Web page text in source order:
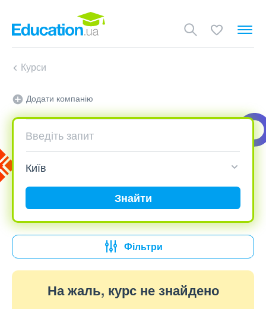
Курси
Додати компанію
Знайти
Фільтри
На жаль, курс не знайдено